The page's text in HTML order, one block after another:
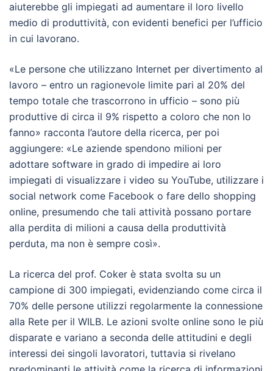
aiuterebbe gli impiegati ad aumentare il loro livello
medio di produttività, con evidenti benefici per l’ufficio
in cui lavorano.
«Le persone che utilizzano Internet per divertimento al
lavoro – entro un ragionevole limite pari al 20% del
tempo totale che trascorrono in ufficio – sono più
produttive di circa il 9% rispetto a coloro che non lo
fanno» racconta l’autore della ricerca, per poi
aggiungere: «Le aziende spendono milioni per
adottare software in grado di impedire ai loro
impiegati di visualizzare i video su YouTube, utilizzare i
social network come Facebook o fare dello shopping
online, presumendo che tali attività possano portare
alla perdita di milioni a causa della produttività
perduta, ma non è sempre così».
La ricerca del prof. Coker è stata svolta su un
campione di 300 impiegati, evidenziando come circa il
70% delle persone utilizzi regolarmente la connessione
alla Rete per il WILB. Le azioni svolte online sono le più
disparate e variano a seconda delle attitudini e degli
interessi dei singoli lavoratori, tuttavia si rivelano